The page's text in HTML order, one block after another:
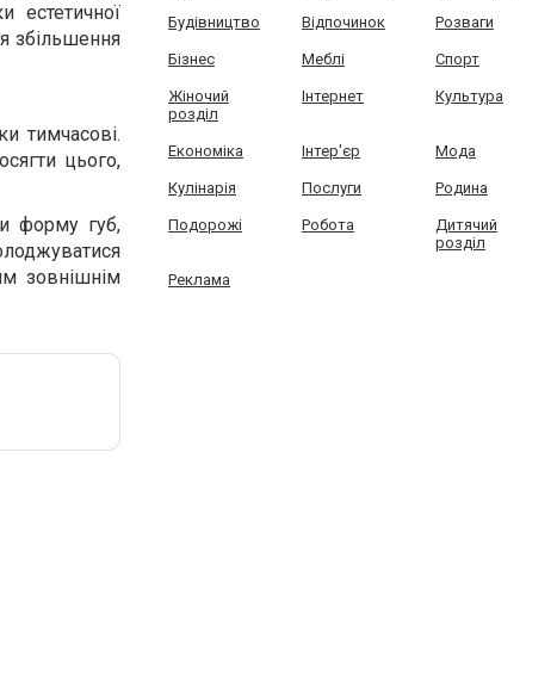
естетичної
збільшення
тимчасові.
цього,
форму губ,
зовнішнім
Будівництво Відпочинок Розваги
Бізнес Меблі Спорт
Жіночий
розділ
Інтернет Культура
Економіка Інтер'єр Мода
Кулінарія Послуги Родина
Подорожі Робота
Дитячий
розділ
Реклама